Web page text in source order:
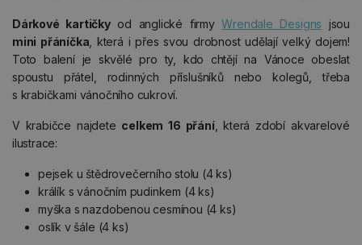
Dárkové kartičkyod anglické firmyWrendale Designs jsou
mini přáníčka , která i přes svou drobnost udělají velký dojem!
Toto balení je skvělé pro ty, kdo chtějí na Vánoce obeslat
spoustu přátel, rodinných příslušníků nebo kolegů, třeba
s krabičkami vánočního cukroví.
V krabičce najdete celkem 16 přání, která zdobí akvarelové
ilustrace:
pejsek u štědrovečerního stolu (4 ks)
králík s vánočním pudinkem (4 ks)
myška s nazdobenou cesmínou (4 ks)
oslík v šále (4 ks)